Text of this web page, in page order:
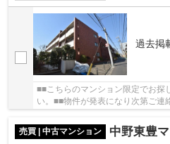
過去掲
■■こちらのマンション限定でお探
い。■■物件が発表になり次第ご連
売買 | 中古マンション 中野東豊